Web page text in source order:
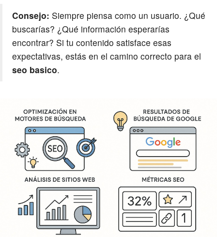
Consejo: Siempre piensa como un usuario. ¿Qué
buscarías? ¿Qué información esperarías
encontrar? Si tu contenido satisface esas
expectativas, estás en el camino correcto para el
seo basico.